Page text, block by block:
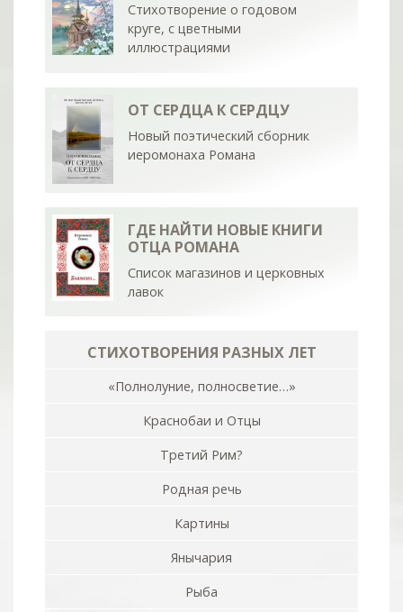
Стихотворение о годовом
круге, с цветными
иллюстрациями
ОТ СЕРДЦА К СЕРДЦУ
Новый поэтический сборник
иеромонаха Романа
ГДЕ НАЙТИ НОВЫЕ КНИГИ
ОТЦА РОМАНА
Список магазинов и церковных
лавок
СТИХОТВОРЕНИЯ РАЗНЫХ ЛЕТ
«Полнолуние, полносветие…»
Краснобаи и Отцы
Третий Рим?
Родная речь
Картины
Янычария
Рыба